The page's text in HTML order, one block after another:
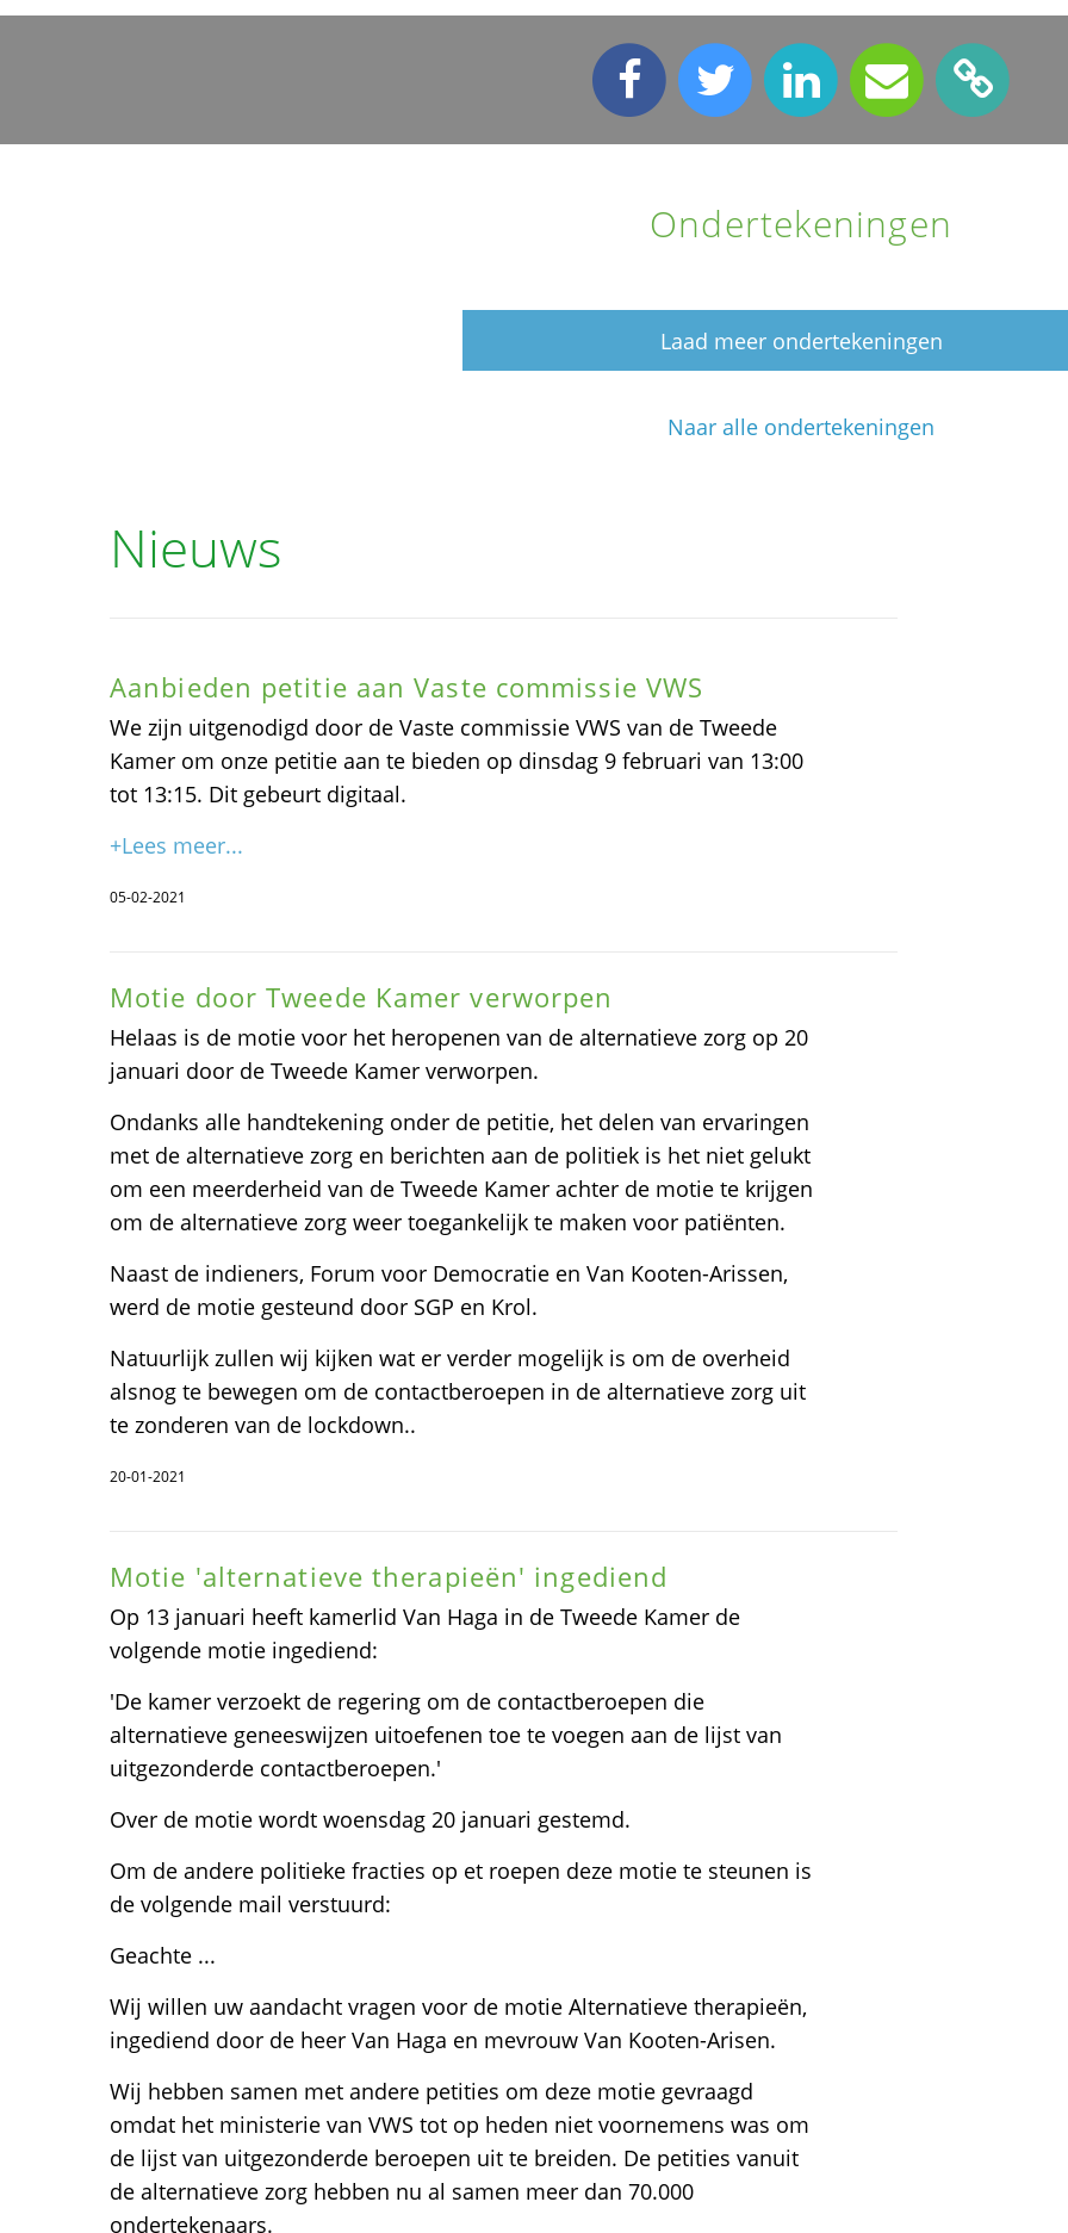
Ondertekeningen
Laad meer ondertekeningen
Naar alle ondertekeningen
Nieuws
Aanbieden petitie aan Vaste commissie VWS
We zijn uitgenodigd door de Vaste commissie VWS van de Tweede
Kamer om onze petitie aan te bieden op dinsdag 9 februari van 13:00
tot 13:15. Dit gebeurt digitaal.
+Lees meer...
05-02-2021
Motie door Tweede Kamer verworpen
Helaas is de motie voor het heropenen van de alternatieve zorg op 20
januari door de Tweede Kamer verworpen.
Ondanks alle handtekening onder de petitie, het delen van ervaringen
met de alternatieve zorg en berichten aan de politiek is het niet gelukt
om een meerderheid van de Tweede Kamer achter de motie te krijgen
om de alternatieve zorg weer toegankelijk te maken voor patiënten.
Naast de indieners, Forum voor Democratie en Van Kooten-Arissen,
werd de motie gesteund door SGP en Krol.
Natuurlijk zullen wij kijken wat er verder mogelijk is om de overheid
alsnog te bewegen om de contactberoepen in de alternatieve zorg uit
te zonderen van de lockdown..
20-01-2021
Motie 'alternatieve therapieën' ingediend
Op 13 januari heeft kamerlid Van Haga in de Tweede Kamer de
volgende motie ingediend:
'De kamer verzoekt de regering om de contactberoepen die
alternatieve geneeswijzen uitoefenen toe te voegen aan de lijst van
uitgezonderde contactberoepen.'
Over de motie wordt woensdag 20 januari gestemd.
Om de andere politieke fracties op et roepen deze motie te steunen is
de volgende mail verstuurd:
Geachte ...
Wij willen uw aandacht vragen voor de motie Alternatieve therapieën,
ingediend door de heer Van Haga en mevrouw Van Kooten-Arisen.
Wij hebben samen met andere petities om deze motie gevraagd
omdat het ministerie van VWS tot op heden niet voornemens was om
de lijst van uitgezonderde beroepen uit te breiden. De petities vanuit
de alternatieve zorg hebben nu al samen meer dan 70.000
ondertekenaars.